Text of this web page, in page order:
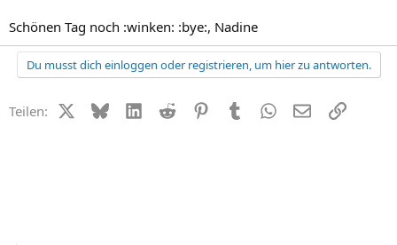
Schönen Tag noch :winken: :bye:, Nadine
Du musst dich einloggen oder registrieren, um hier zu antworten.
Teilen: X (Twitter)
BlueskyLinkedIn
Reddit PinterestTumblr WhatsApp
E-MailLink